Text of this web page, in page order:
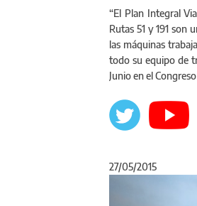
“El Plan Integral
Rutas 51 y 191 son
las máquinas
todo su equipo de
Junio en el
27/05/2015